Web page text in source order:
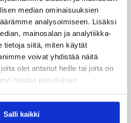
median ominaisuuksien
analysoimiseen. Lisäksi
mainosalan ja analytiikka-
tietoja siitä, miten käytät
voivat yhdistää näitä
olet antanut heille tai joita on
heidän palvelujaan.
Salli kaikki
Sarjat